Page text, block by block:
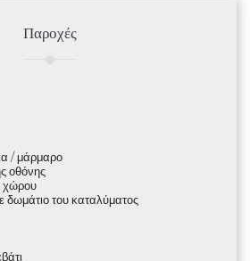
Παροχές
/ μάρμαρο
οθόνης
χώρου
δωμάτιο του καταλύματος